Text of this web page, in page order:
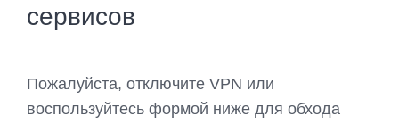
сервисов
Пожалуйста, отключите VPN или
воспользуйтесь формой ниже для обхода